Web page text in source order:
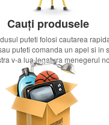
Cauți produsele
puteti folosi cautarea
puteti comanda un apel si in
v-a lua legatura menegerul